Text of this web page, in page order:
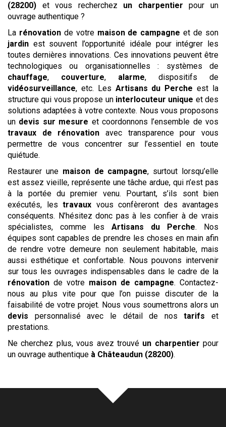
(28200)
et vous recherchez un charpentier pour un
ouvrage authentique ?
La rénovationde votre maison de campagne et de son
jardin est souvent l’opportunité idéale pour intégrer les
toutes dernières innovations. Ces innovations peuvent être
technologiques ou organisationnelles : systèmes de
chauffage, couverture, alarme, dispositifs de
vidéosurveillance, etc. Les Artisans du Perche est la
structure qui vous propose un interlocuteur unique et des
solutions adaptées à votre contexte. Nous vous proposons
un devis sur mesure et coordonnons l’ensemble de vos
travaux de rénovation avec transparence pour vous
permettre de vous concentrer sur l’essentiel en toute
quiétude.
Restaurer une maison de campagne, surtout lorsqu’elle
est assez vieille, représente une tâche ardue, qui n’est pas
à la portée du premier venu. Pourtant, s’ils sont bien
exécutés, les travaux vous confèreront des avantages
conséquents. N’hésitez donc pas à les confier à de vrais
spécialistes, comme les Artisans du Perche. Nos
équipes sont capables de prendre les choses en main afin
de rendre votre demeure non seulement habitable, mais
aussi esthétique et confortable. Nous pouvons intervenir
sur tous les ouvrages indispensables dans le cadre de la
rénovation de votre maison de campagne. Contactez-
nous au plus vite pour que l’on puisse discuter de la
faisabilité de votre projet. Nous vous soumettrons alors un
devis personnalisé avec le détail de nostarifs et
prestations.
Ne cherchez plus, vous avez trouvé un charpentier pour
un ouvrage authentique à Châteaudun (28200).